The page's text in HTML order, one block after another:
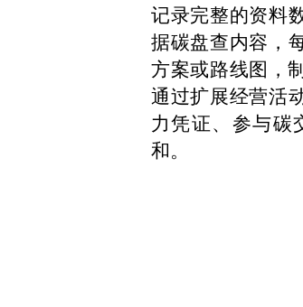
记录完整的资料
据碳盘查内容，
方案或路线图，
通过扩展经营活
力凭证、参与碳
和。